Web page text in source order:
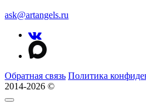
ask@artangels.ru
Обратная связь Политика
2014-2026 ©